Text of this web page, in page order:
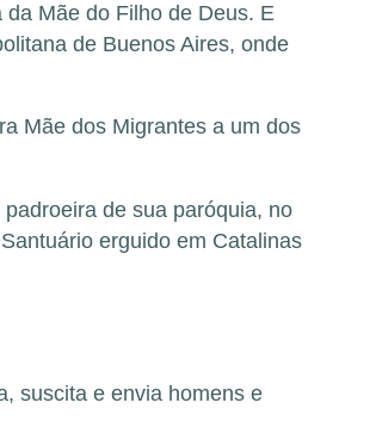
Mãe do Filho de Deus. E
de Buenos Aires, onde
Mãe dos Migrantes a um dos
de sua paróquia, no
erguido em Catalinas
suscita e envia homens e